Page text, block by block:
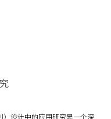
设计中的应用研究是一个深